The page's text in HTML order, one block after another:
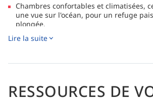
Chambres confortables et climatisées,
une vue sur l'océan, pour un refuge
plongée.
Un large éventail d'activités, notamment
la grotte du crâne.
Lire la suite
RESSOURCES DE